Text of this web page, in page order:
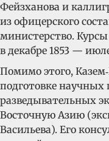
Фейзханова и
из офицерского
министерство.
в декабре 1853 —
Помимо этого,
подготовке научных
разведывательных
Восточную Азию
Васильева). Его